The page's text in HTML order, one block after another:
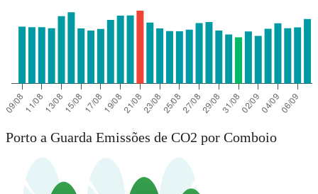
Porto a Guarda Emissões de CO2 por Comboio